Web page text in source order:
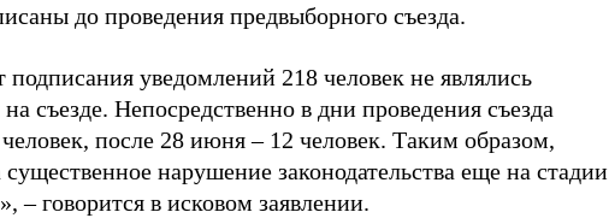
до проведения предвыборного съезда.
уведомлений 218 человек не являлись
съезде. Непосредственно в дни проведения съезда
после 28 июня – 12 человек. Таким образом,
нарушение законодательства еще на стадии
– говорится в исковом заявлении.